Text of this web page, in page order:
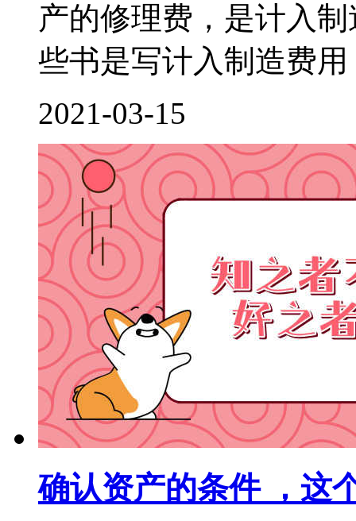
产的修理费，是计入
些书是写计入制造费
2021-03-15
确认资产的条件 ，这